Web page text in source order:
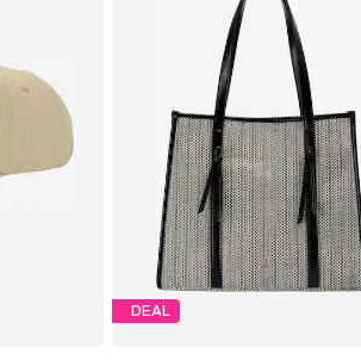
DEAL